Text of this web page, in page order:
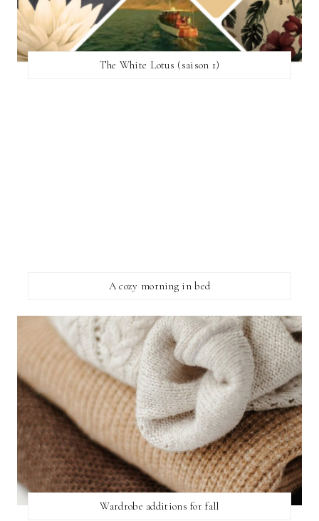
The White Lotus (saison 1)
A cozy morning in bed
Wardrobe additions for fall